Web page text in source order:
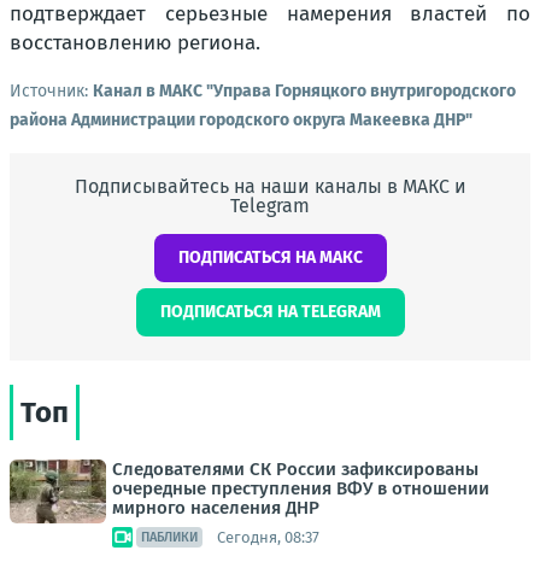
подтверждает серьезные намерения властей по
восстановлению региона.
Источник: Канал в МАКС "Управа Горняцкого внутригородского
района Администрации городского округа Макеевка ДНР"
Подписывайтесь на наши каналы в МАКС и
Telegram
ПОДПИСАТЬСЯ НА МАКС
ПОДПИСАТЬСЯ НА TELEGRAM
Топ
Следователями СК России зафиксированы
очередные преступления ВФУ в отношении
мирного населения ДНР
ПАБЛИКИ Сегодня, 08:37